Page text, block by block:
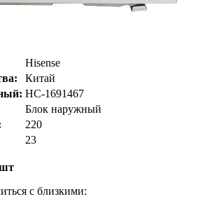
Hisense
Китай
НС-1691467
Блок наружный
220
23
с близкими: